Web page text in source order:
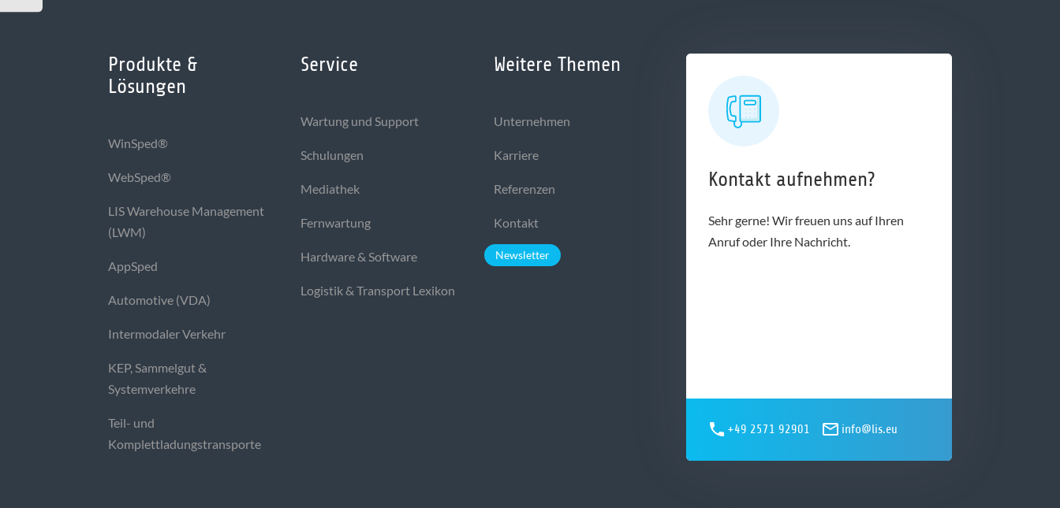
Produkte &
Lösungen
WinSped®
WebSped®
LIS Warehouse Management
(LWM)
AppSped
Automotive (VDA)
Intermodaler Verkehr
KEP, Sammelgut &
Systemverkehre
Teil- und
Komplettladungstransporte
Service
Wartung und Support
Schulungen
Mediathek
Fernwartung
Hardware & Software
Logistik & Transport Lexikon
Weitere Themen
Unternehmen
Karriere
Referenzen
Kontakt
Newsletter
Kontakt aufnehmen?
Sehr gerne! Wir freuen uns auf Ihren
Anruf oder Ihre Nachricht.
+49 2571 92901 info@lis.eu